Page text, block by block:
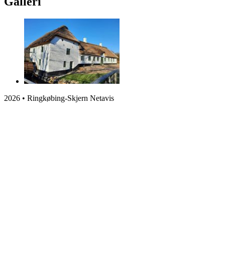
2026 • Ringkøbing-Skjern Netavis